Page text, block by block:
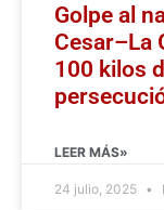
Golpe al
Cesar–La
100 kilos
LEER MÁS»
24 julio, 2025